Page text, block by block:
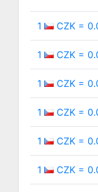
1 CZK =
1 CZK =
1 CZK =
1 CZK =
1 CZK =
1 CZK =